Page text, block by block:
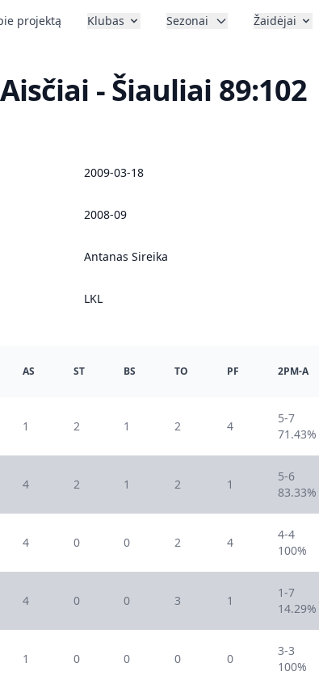
projektą Klubas Sezonai Žaidėjai
Aisčiai - Šiauliai 89:102
2009-03-18
2008-09
Antanas Sireika
LKL
AS ST BS TO PF 2PM-A
1 2 1 2 4
5-7
71.43%
4 2 1 2 1
5-6
83.33%
4 0 0 2 4
4-4
100%
4 0 0 3 1
1-7
14.29%
1 0 0 0 0
3-3
100%